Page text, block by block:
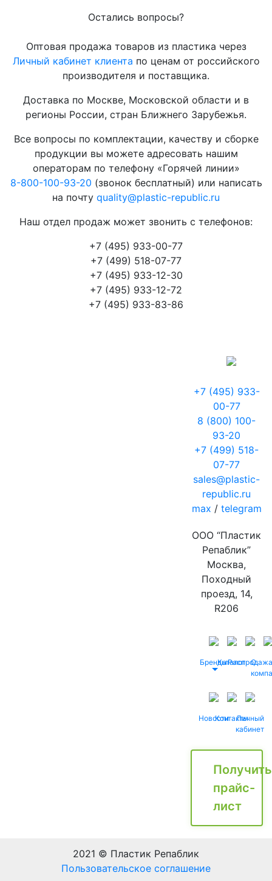
Остались вопросы?
Оптовая продажа товаров из пластика через
Личный кабинет клиента по ценам от российского
производителя и поставщика.
Доставка по Москве, Московской области и в
регионы России, стран Ближнего Зарубежья.
Все вопросы по комплектации, качеству и сборке
продукции вы можете адресовать нашим
операторам по телефону «Горячей линии»
8-800-100-93-20 (звонок бесплатный) или написать
на почту quality@plastic-republic.ru
Наш отдел продаж может звонить с телефонов:
+7 (495) 933-00-77
+7 (499) 518-07-77
+7 (495) 933-12-30
+7 (495) 933-12-72
+7 (495) 933-83-86
+7 (495) 933-
00-77
8 (800) 100-
93-20
+7 (499) 518-
07-77
sales@plastic-
republic.ru
max / telegram
ООО “Пластик
Репаблик”
Москва,
Походный
проезд, 14,
R206
БрендыКаталог
Распродажа
О
НовостиКонтактыЛичный
кабинет
Получить
прайс-
лист
2021 © Пластик Репаблик
Пользовательское соглашение